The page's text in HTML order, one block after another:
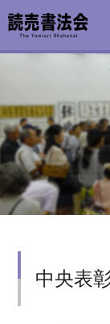
中央表